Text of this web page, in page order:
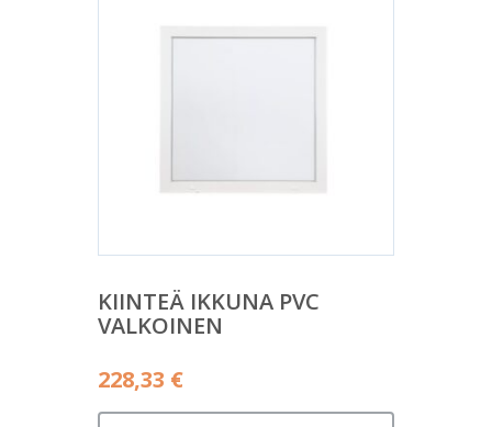
KIINTEÄ IKKUNA PVC
VALKOINEN
228,33 €